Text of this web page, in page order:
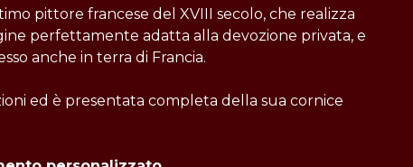
pittore francese del XVIII secolo, che realizza
perfettamente adatta alla devozione privata, e
anche in terra di Francia.
ed è presentata completa della sua cornice